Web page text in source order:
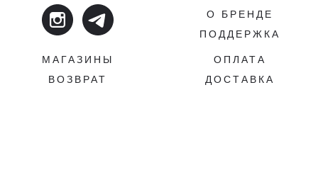
О БРЕНДЕ
ПОДДЕРЖКА
МАГАЗИНЫ
ВОЗВРАТ
ОПЛАТА
ДОСТАВКА